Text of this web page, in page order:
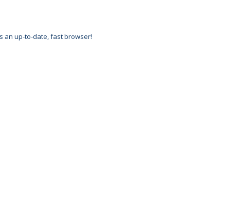
an up-to-date, fast browser!